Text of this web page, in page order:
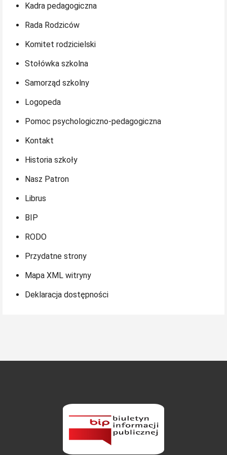
Kadra pedagogiczna
Rada Rodziców
Komitet rodzicielski
Stołówka szkolna
Samorząd szkolny
Logopeda
Pomoc psychologiczno-pedagogiczna
Kontakt
Historia szkoły
Nasz Patron
Librus
BIP
RODO
Przydatne strony
Mapa XML witryny
Deklaracja dostępności